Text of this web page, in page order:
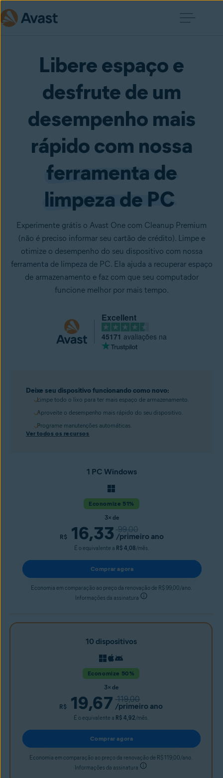
Libere espaço e
desfrute de um
desempenho mais
rápido com nossa
ferramenta de
limpeza de PC
Experimente grátis o Avast One com Cleanup Premium
(não é preciso informar seu cartão de crédito). Limpe e
otimize o desempenho do seu dispositivo com nossa
ferramenta de limpeza de PC. Ela ajuda a recuperar espaço
de armazenamento e faz com que seu computador
funcione melhor por mais tempo.
Excellent
45171 avaliações na
Deixe seu dispositivo funcionando como novo:
Limpe todo o lixo para ter mais espaço de armazenamento.
Aproveite o desempenho mais rápido do seu dispositivo.
Programe manutenções automáticas.
Ver todos os recursos
1 PC Windows
Economize 51%
3× de
R$ 16,33 99,00
/primeiro ano
É o equivalente a R$ 4,08/mês.
Comprar agora
Economia em comparação ao preço da renovação de R$ 99,00/ano.
Informações da assinatura
10 dispositivos
Economize 50%
3× de
R$ 19,67 119,00
/primeiro ano
É o equivalente a R$ 4,92/mês.
Comprar agora
Economia em comparação ao preço da renovação de R$ 119,00/ano.
Informações da assinatura